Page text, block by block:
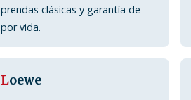
prendas clásicas y garantía de
por vida.
Loewe